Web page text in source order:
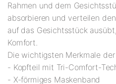
Rahmen und dem
absorbieren und verteilen
auf das Gesichtsstück
Komfort.
Die wichtigsten Merkmale
- Kopfteil mit Tri-Comfort-
- X-förmiges Maskenband